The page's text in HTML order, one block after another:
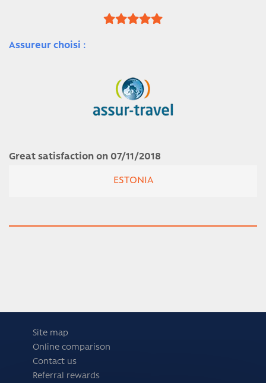
Assureur choisi :
Great satisfaction on 07/11/2018
ESTONIA
Site map
Online comparison
Contact us
Referral rewards